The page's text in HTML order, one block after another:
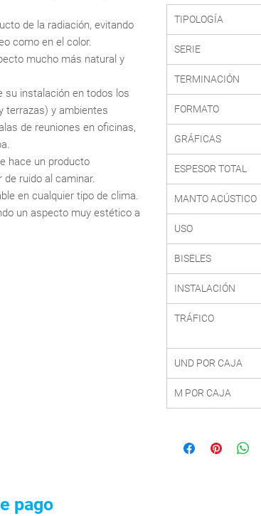
de la radiación, evitando
como en el color.
mucho más natural y
su instalación en todos los
terrazas) y ambientes
de reuniones en oficinas,
hace un producto
ruido al caminar.
en cualquier tipo de clima.
un aspecto muy estético a
TIPOLOGÍA
SERIE
TERMINACIÓN
FORMATO
GRÁFICAS
ESPESOR TOTAL
MANTO ACÚSTICO
USO
BISELES
INSTALACIÓN
TRÁFICO
UND POR CAJA
M POR CAJA
pago